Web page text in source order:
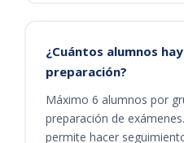
¿Cuántos alumnos
preparación?
Máximo 6 alumnos por
preparación de
permite hacer